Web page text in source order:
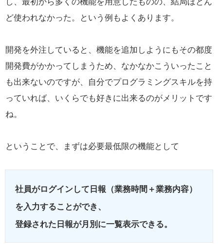
ど使われなかった。という例もよくあります。
開発を外注していると、機能を追加しようにもその都度
開発費がかかってしまうため、なかなかこういったこと
も出来ないのですが、 自分でプログラミングスキルを持
っていれば、いくらでも好きに出来るのがメリットです
ね。
ということで、まずは必要最低限の機能として
社員がログインして日報（業務時間＋業務内容）
を入力することができ、
登録された日報が月別に一覧表示できる。